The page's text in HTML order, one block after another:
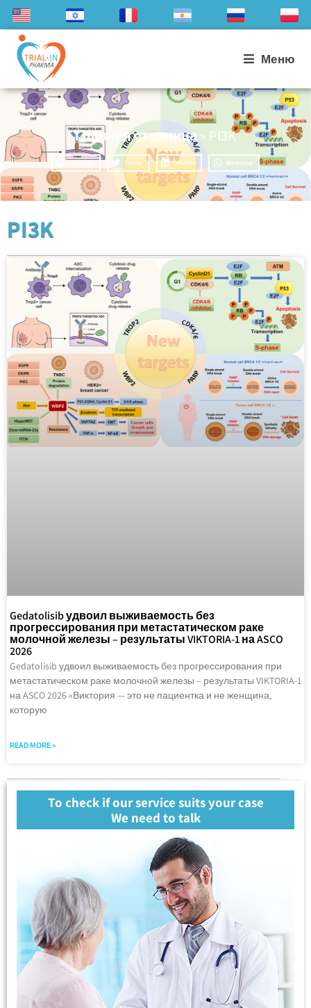
Меню
Главная страница» PI3K
Twitter LinkedIn WhatsApp
PI3K
Gedatolisib удвоил выживаемость без
прогрессирования при метастатическом раке
молочной железы – результаты VIKTORIA-1 на ASCO
2026
Gedatolisib удвоил выживаемость без прогрессирования при
метастатическом раке молочной железы – результаты VIKTORIA-1
на ASCO 2026 «Виктория — это не пациентка и не женщина,
которую
READ MORE »
To check if our service suits your case
We need to talk